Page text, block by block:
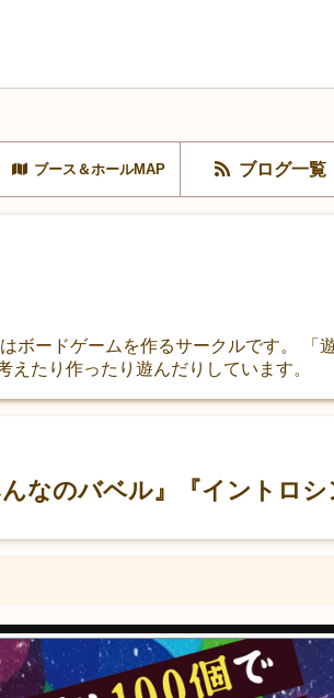
ブース＆ホールMAP ブログ一覧
ボードゲームを作るサークルです。 「
たり作ったり遊んだりしています。
なのバベル』『イントロ